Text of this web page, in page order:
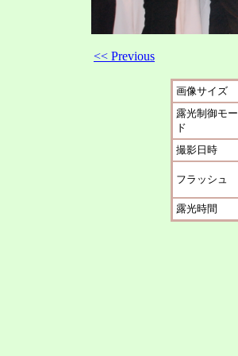
<< Previous
画像サイズ
露光制御モー
ド
撮影日時
フラッシュ
露光時間